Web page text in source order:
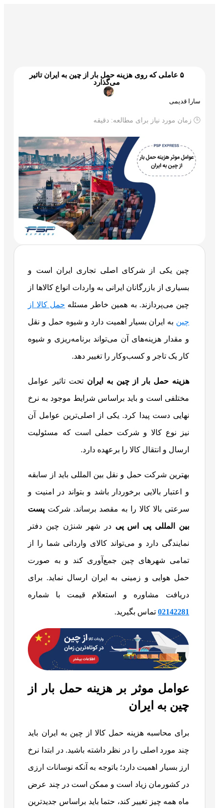
۵ عاملی که روی هزینه حمل بار از چین به ایران تاثیر
می‌گذارد
سارا قدیمی
🕒 زمان مورد نیاز برای مطالعه: دقیقه
چین یکی از شرکای اصلی تجاری ایران است و
بسیاری از بازرگانان ایرانی به واردات انواع کالاها از
چین می‌پردازند. به همین خاطر مسئله حمل کالا از
چین به ایران بسیار اهمیت دارد و شیوه حمل و نقل
و مقدار هزینه‌های آن می‌تواند برنامه‌ریزی و شیوه
کار یک تاجر و کسب‌وکار را تغییر دهد.
هزینه حمل بار از چین به ایران تحت تاثیر عوامل
مختلفی است و باید براساس شرایط موجود به نرخ
نهایی دست پیدا کرد. یکی از اصلی‌ترین عوامل آن
نیز نوع کالا و شرکت حملی است که مسئولیت
ارسال و انتقال کالا را برعهده دارد.
بهترین شرکت حمل و نقل بین المللی باید از سابقه
و اعتبار بالایی برخوردار باشد و بتواند در امنیت و
سرعتی بالا کالا را به مقصد برساند. شرکت پست
بین المللی پی اس پی در شهر شنژن چین دفتر
نمایندگی دارد و می‌تواند کالای وارداتی شما را از
تمامی شهرهای چین جمع‌آوری کند و به صورت
حمل هوایی و زمینی به ایران ارسال نماید. برای
دریافت مشاوره و استعلام قیمت با شماره
02142281 تماس بگیرید.
عوامل موثر بر هزینه حمل بار از
چین به ایران
برای محاسبه هزینه حمل کالا از چین به ایران باید
چند مورد اصلی را در نظر داشته باشید. در ابتدا نرخ
ارز بسیار اهمیت دارد؛ باتوجه به آنکه نوسانات ارزی
در کشورمان زیاد است و ممکن است در چند عرض
ماه همه چیز تغییر کند، حتما باید براساس جدیدترین